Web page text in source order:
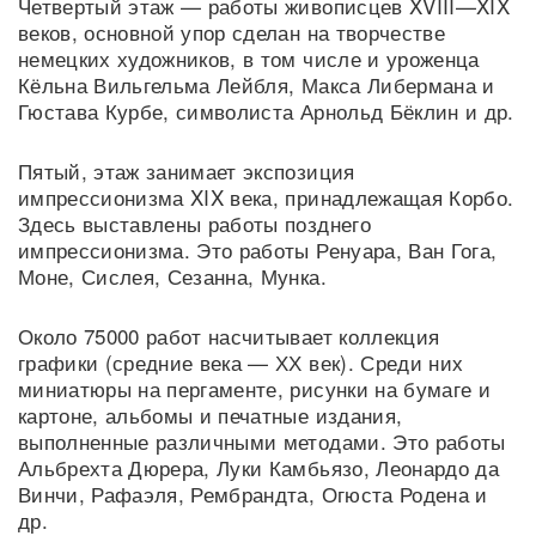
веков, основной упор сделан на творчестве
немецких художников, в том числе и уроженца
Кёльна Вильгельма Лейбля, Макса Либермана и
Гюстава Курбе, символиста Арнольд Бёклин и др.
Пятый, этаж занимает экспозиция
импрессионизма XIX века, принадлежащая Корбо.
Здесь выставлены работы позднего
импрессионизма. Это работы Ренуара, Ван Гога,
Моне, Сислея, Сезанна, Мунка.
Около 75000 работ насчитывает коллекция
графики (средние века — ХХ век). Среди них
миниатюры на пергаменте, рисунки на бумаге и
картоне, альбомы и печатные издания,
выполненные различными методами. Это работы
Альбрехта Дюрера, Луки Камбьязо, Леонардо да
Винчи, Рафаэля, Рембрандта, Огюста Родена и
др.